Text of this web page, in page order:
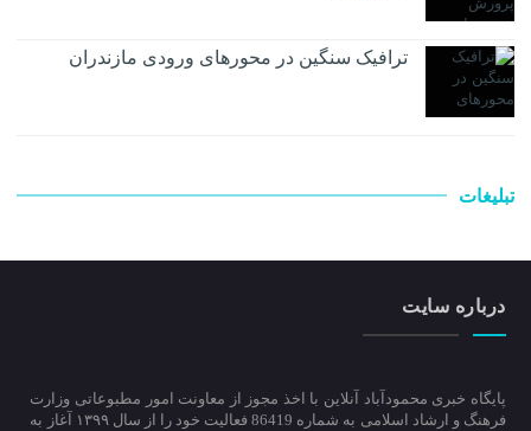
ترافیک سنگین در محور‌های ورودی مازندران
تبلیغات
درباره سایت
پایگاه خبری محمودآباد آنلاین با اخذ مجوز از معاونت امور مطبوعاتی وزارت
فرهنگ و ارشاد اسلامی به شماره 86419 فعالیت خود را از سال ۱۳۹۹ آغاز به